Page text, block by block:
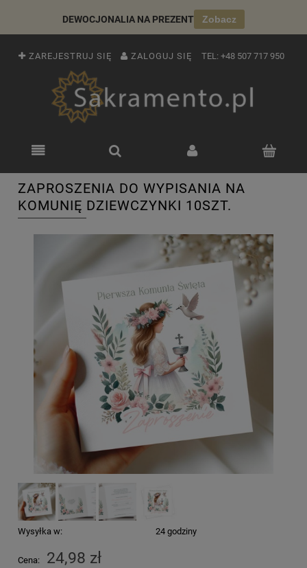
DEWOCJONALIA NA PREZENT Zobacz
ZAREJESTRUJ SIĘ ZALOGUJ SIĘ TEL: +48 507 717 950
ZAPROSZENIA DO WYPISANIA NA
KOMUNIĘ DZIEWCZYNKI 10SZT.
Wysyłka w: 24 godziny
Cena: 24,98 zł